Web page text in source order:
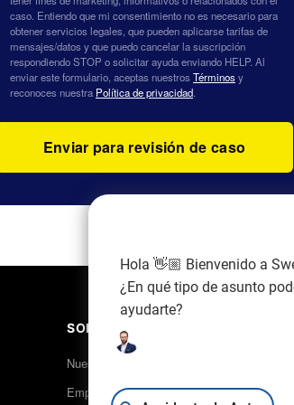
caso. Entiendo que mi consentimiento no es necesario para
obtener servicios legales, que pueden aplicarse tarifas de
mensajes/datos y que puedo cancelar la suscripción
respondiendo STOP o solicitar ayuda enviando HELP. Al
enviar este formulario, aceptas nuestrosTérminosy
reconoces nuestra Política de privacidad.
SOBRE NOSOTROS
Nuestro equipo
Empleo
Hola 👋🏼 Bienvenido a
¿En qué tipo de asunto
ayudarte?